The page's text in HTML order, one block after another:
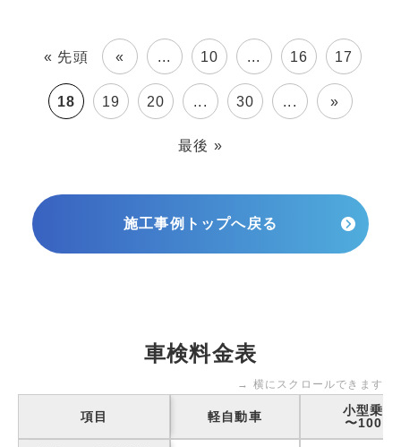
« 先頭 « ... 10 ... 16 17
18 19 20 ... 30 ... »
最後 »
施工事例トップへ戻る
車検料金表
→ 横にスクロールできます
項目 軽自動車
小型乗用
〜